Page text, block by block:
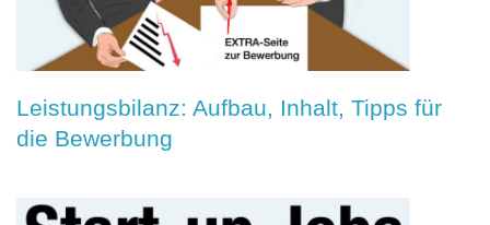
Leistungsbilanz: Aufbau, Inhalt, Tipps für
die Bewerbung